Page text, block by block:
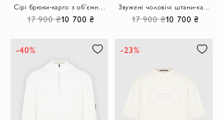
Сірі брюки-карго з об'ємними кишенями
17 900 ₴10 700 ₴
Звужені чоловічі штани-карго з бавовняного твіла чорного кольору
17 900 ₴10 700 ₴
-40% -23%